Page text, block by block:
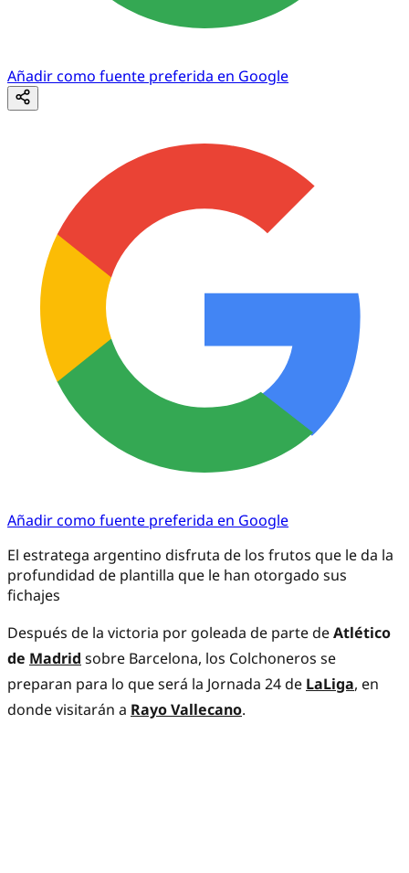
Añadir como fuente preferida en Google
Añadir como fuente preferida en Google
El estratega argentino disfruta de los frutos que le da la
profundidad de plantilla que le han otorgado sus
fichajes
Después de la victoria por goleada de parte deAtlético
de Madrid sobre Barcelona, los Colchoneros se
preparan para lo que será la Jornada 24 de LaLiga, en
donde visitarán a Rayo Vallecano.